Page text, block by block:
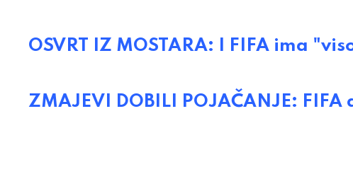
OSVRT IZ MOSTARA: I FIFA ima
ZMAJEVI DOBILI POJAČANJE: